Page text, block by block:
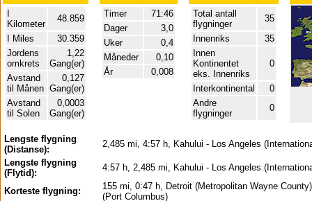
Kilometer
48.859
I Miles
30.359
Jordens
omkrets
1,22
Gang(er)
Avstand
til Månen
0,127
Gang(er)
Avstand
til Solen
0,0003
Gang(er)
Timer
71:46
Dager
3,0
Uker
0,4
Måneder
0,10
År
0,008
Total antall
flygninger
35
Innenriks
35
Innen
Kontinentet
eks. Innenriks
0
Interkontinental
0
Andre
flygninger
0
Lengste flygning
(Distanse):
2,485 mi, 4:57 h, Kahului - Los Angeles
Lengste flygning
(Flytid):
4:57 h, 2,485 mi, Kahului - Los Angeles
Korteste flygning:
155 mi, 0:47 h, Detroit (Metropolitan Wayne
(Port Columbus)